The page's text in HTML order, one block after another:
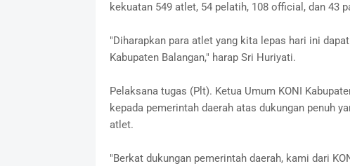
kekuatan 549 atlet, 54 pelatih, 108 official, dan 43
"Diharapkan para atlet yang kita lepas hari ini
Kabupaten Balangan," harap Sri Huriyati.
Pelaksana tugas (Plt). Ketua Umum KONI
kepada pemerintah daerah atas dukungan penuh
atlet.
"Berkat dukungan pemerintah daerah, kami dari